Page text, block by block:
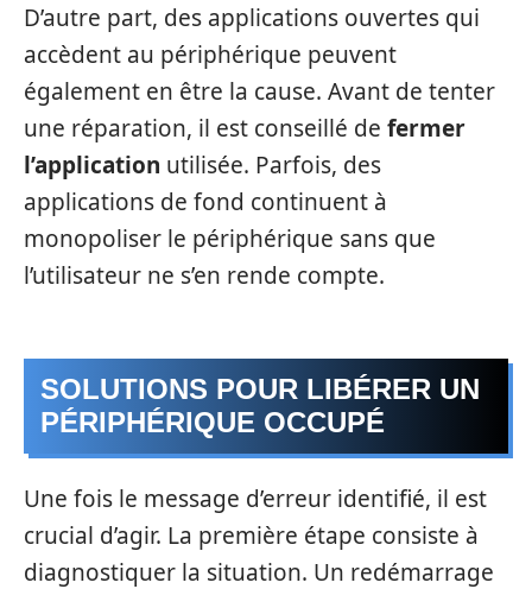
D’autre part, des applications ouvertes qui
accèdent au périphérique peuvent
également en être la cause. Avant de tenter
une réparation, il est conseillé de fermer
l’application utilisée. Parfois, des
applications de fond continuent à
monopoliser le périphérique sans que
l’utilisateur ne s’en rende compte.
SOLUTIONS POUR LIBÉRER UN
PÉRIPHÉRIQUE OCCUPÉ
Une fois le message d’erreur identifié, il est
crucial d’agir. La première étape consiste à
diagnostiquer la situation. Un redémarrage